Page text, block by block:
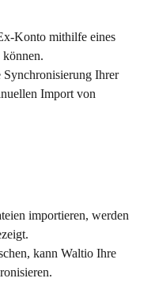
Konto mithilfe eines
Ihrer
Import von
importieren, werden
kann Waltio Ihre